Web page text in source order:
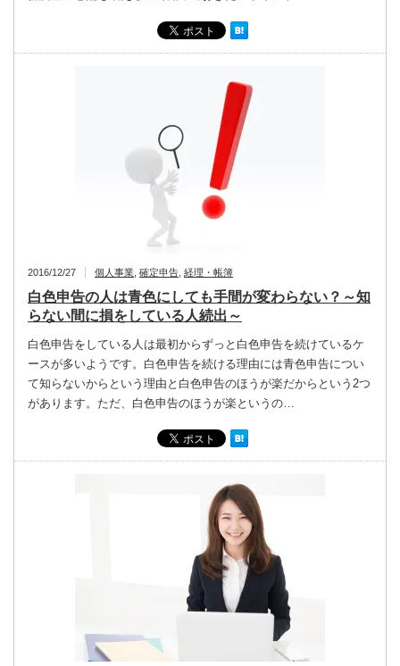
2016/12/27 個人事業 確定申告 経理・帳簿
白色申告の人は青色にしても手間が変わらない？～知
らない間に損をしている人続出～
白色申告をしている人は最初からずっと白色申告を続けているケ
ースが多いようです。白色申告を続ける理由には青色申告につい
て知らないからという理由と白色申告のほうが楽だからという2つ
があります。ただ、白色申告のほうが楽というの…